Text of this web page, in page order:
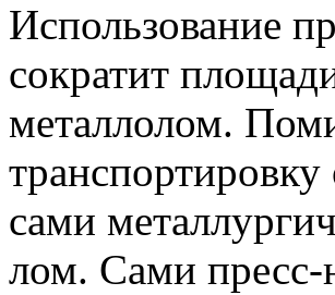
Использование
сократит
металлолом.
сами
лом. Сами пресс-